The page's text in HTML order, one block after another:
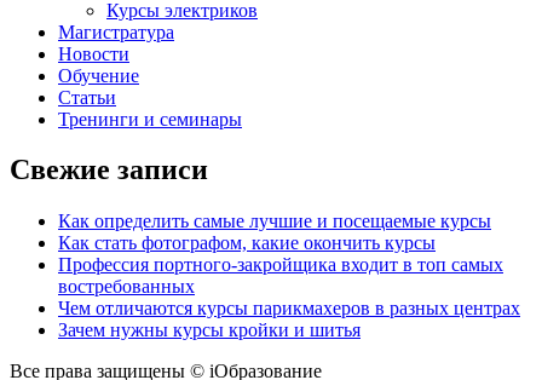
Курсы электриков
Магистратура
Новости
Обучение
Статьи
Тренинги и семинары
Свежие записи
Как определить самые лучшие и посещаемые курсы
Как стать фотографом, какие окончить курсы
Профессия портного-закройщика входит в топ самых
востребованных
Чем отличаются курсы парикмахеров в разных центрах
Зачем нужны курсы кройки и шитья
Все права защищены © iОбразование